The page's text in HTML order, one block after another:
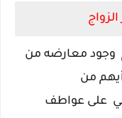
وجود معارضه من
من
على عواطف